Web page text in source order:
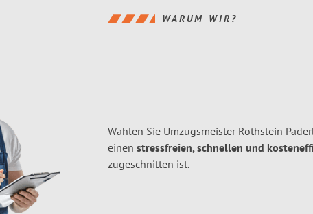
WARUM WIR?
Wählen Sie Umzugsmeister Rothstein
einen stressfreien, schnellen und
zugeschnitten ist.